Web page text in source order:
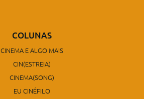
COLUNAS
CINEMA E ALGO MAIS
CIN(ESTREIA)
CINEMA(SONG)
EU CINÉFILO